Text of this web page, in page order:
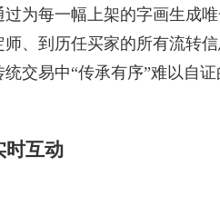
为每一幅上架的字画生成
、到历任买家的所有流转
交易中“传承有序”难以自
时互动